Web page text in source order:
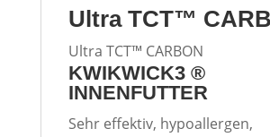
Ultra TCT™
Ultra TCT™ CARBON
KWIKWICK3 ®
INNENFUTTER
Sehr effektiv, hypoallergen,